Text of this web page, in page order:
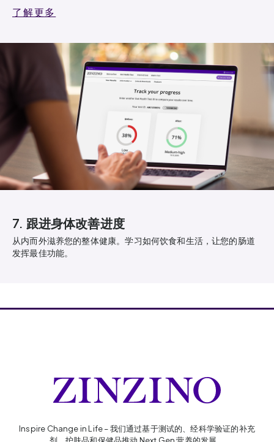
了解更多
7. 跟进身体改善进度
从内而外滋养您的整体健康。学习如何饮食和生活，让您的肠道
发挥最佳功能。
Inspire Change in Life – 我们通过基于测试的、经科学验证的补充